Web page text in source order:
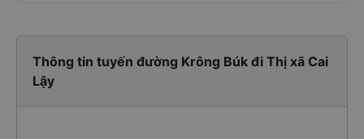
Thông tin tuyến đường Krông Búk đi Thị xã Cai
Lậy